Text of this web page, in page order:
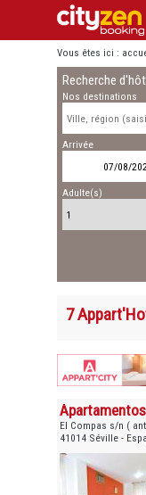
Vous êtes ici :
Recherche
Nos destinations
Arrivée
Adulte(s)
7
El Compas s/n (
41014 Séville -